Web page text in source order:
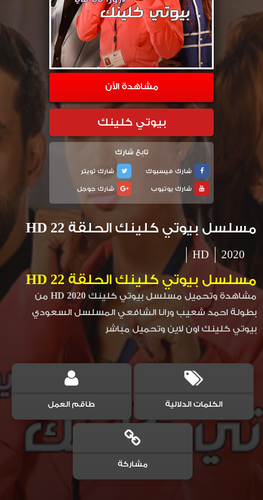
مشاهدة الأن
بيوتي كلينك
تابع شارك
شارك فيسبوك
شارك تويتر
شارك يوتيوب
شارك جوجل
مسلسل بيوتي كلينك الحلقة 22 HD
2020
HD
مسلسل بيوتي كلينك الحلقة 22 HD
مشاهدة وتحميل مسلسل بيوتي كلينك 2020 HD من
بطولة احمد شعيب ورانا الشافعي المسلسل السعودي
بيوتي كلينك اون لاين وتحميل مباشر
الكلمات الدلالية طاقم العمل
مشاركة